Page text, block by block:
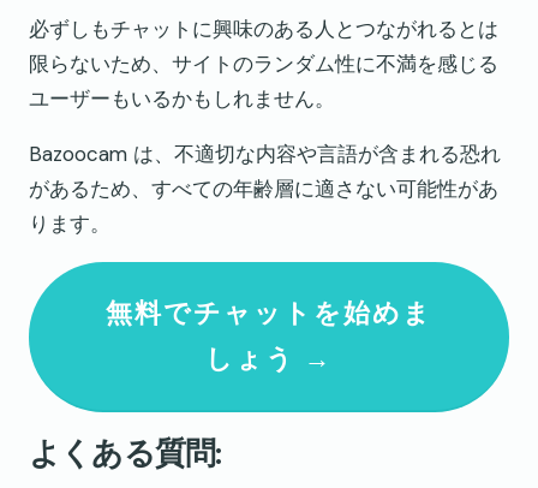
必ずしもチャットに興味のある人とつながれるとは
限らないため、サイトのランダム性に不満を感じる
ユーザーもいるかもしれません。
Bazoocam は、不適切な内容や言語が含まれる恐れ
があるため、すべての年齢層に適さない可能性があ
ります。
無料でチャットを始めま
しょう →
よくある質問: